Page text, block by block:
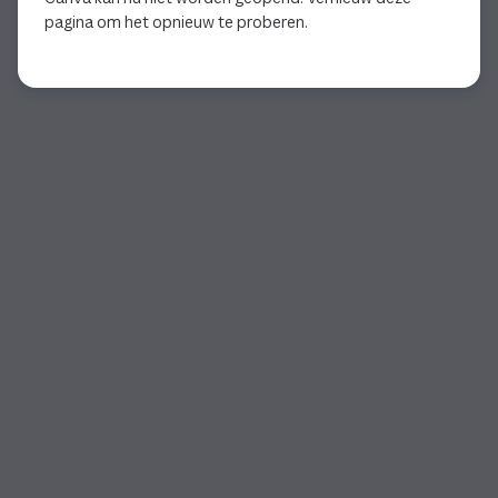
pagina om het opnieuw te proberen.